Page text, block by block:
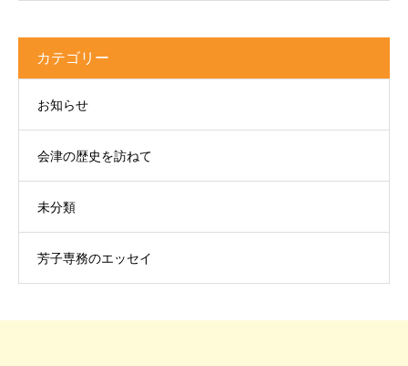
カテゴリー
お知らせ
会津の歴史を訪ねて
未分類
芳子専務のエッセイ